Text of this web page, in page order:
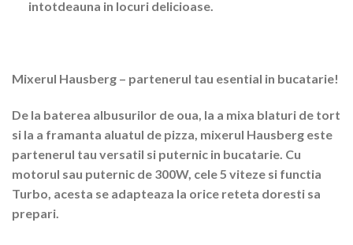
intotdeauna in locuri delicioase.
Mixerul Hausberg – partenerul tau esential in bucatarie!
De la baterea albusurilor de oua, la a mixa blaturi de tort
si la a framanta aluatul de pizza, mixerul Hausberg este
partenerul tau versatil si puternic in bucatarie. Cu
motorul sau puternic de 300W, cele 5 viteze si functia
Turbo, acesta se adapteaza la orice reteta doresti sa
prepari.